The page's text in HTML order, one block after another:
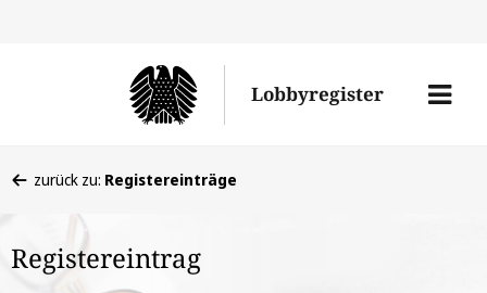
Lobbyregister
Menü
befinden
hier:
zurück zu: Registereinträge
Registereintrag